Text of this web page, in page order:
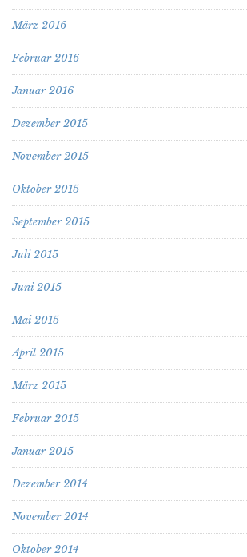
März 2016
Februar 2016
Januar 2016
Dezember 2015
November 2015
Oktober 2015
September 2015
Juli 2015
Juni 2015
Mai 2015
April 2015
März 2015
Februar 2015
Januar 2015
Dezember 2014
November 2014
Oktober 2014